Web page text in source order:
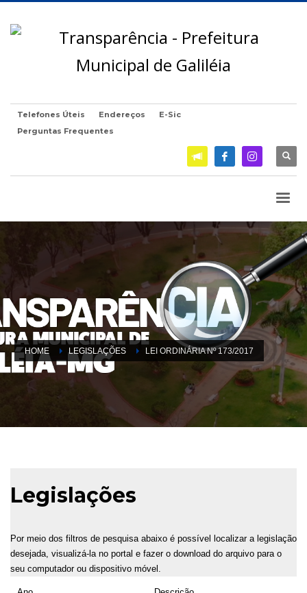
Telefones Úteis Endereços
E-Sic
Perguntas Frequentes
HOME LEGISLAÇÕES LEI ORDINÁRIA Nº 173/2017
Legislações
Por meio dos filtros de pesquisa abaixo é possível localizar a legislação
desejada, visualizá-la no portal e fazer o download do arquivo para o
seu computador ou dispositivo móvel.